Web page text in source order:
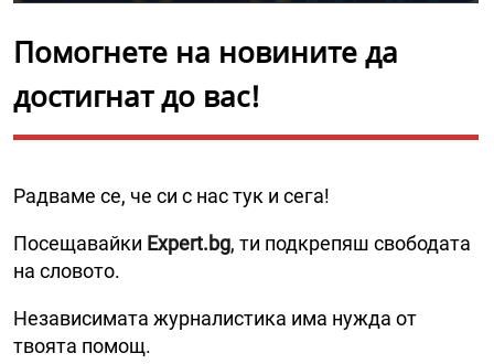
Помогнете на новините да
достигнат до вас!
Радваме се, че си с нас тук и сега!
Посещавайки Expert.bg, ти подкрепяш свободата
на словото.
Независимата журналистика има нужда от
твоята помощ.